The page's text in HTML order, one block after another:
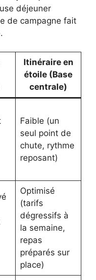
déjeuner
de campagne fait
Itinéraire en
étoile (Base
centrale)
Faible (un
seul point de
chute, rythme
reposant)
Optimisé
(tarifs
dégressifs à
la semaine,
repas
préparés sur
place)